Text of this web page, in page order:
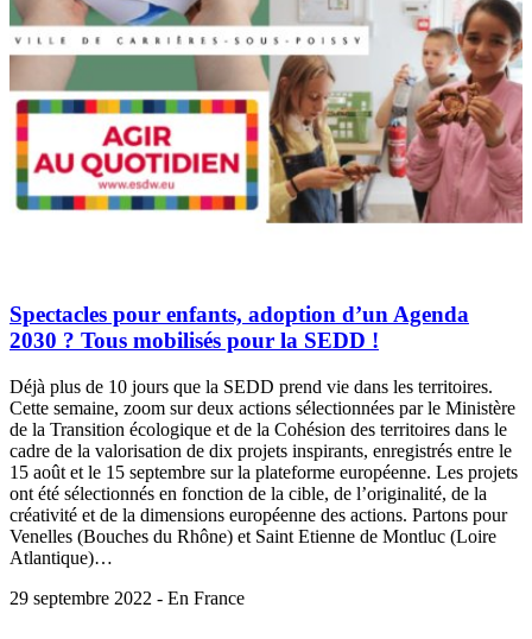
Spectacles pour enfants, adoption d’un Agenda
2030 ? Tous mobilisés pour la SEDD !
Déjà plus de 10 jours que la SEDD prend vie dans les territoires.
Cette semaine, zoom sur deux actions sélectionnées par le Ministère
de la Transition écologique et de la Cohésion des territoires dans le
cadre de la valorisation de dix projets inspirants, enregistrés entre le
15 août et le 15 septembre sur la plateforme européenne. Les projets
ont été sélectionnés en fonction de la cible, de l’originalité, de la
créativité et de la dimensions européenne des actions. Partons pour
Venelles (Bouches du Rhône) et Saint Etienne de Montluc (Loire
Atlantique)…
29 septembre 2022 - En France